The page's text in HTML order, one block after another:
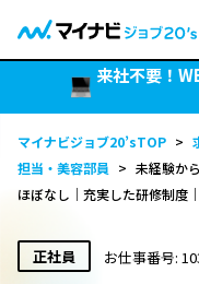
来社不要！
マイナビジョブ20’sTOP >
担当・美容部員 > 未経験か
ほぼなし｜充実した研修制度
正社員 お仕事番号: